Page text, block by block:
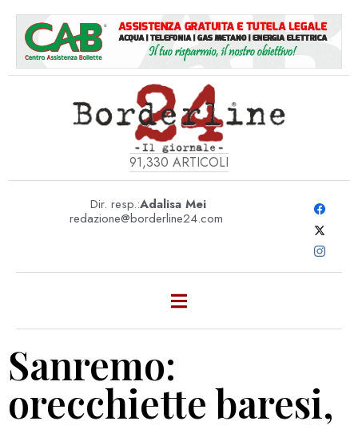
91,330 ARTICOLI
Dir. resp.:Adalisa Mei
redazione@borderline24.com
Sanremo:
orecchiette baresi,